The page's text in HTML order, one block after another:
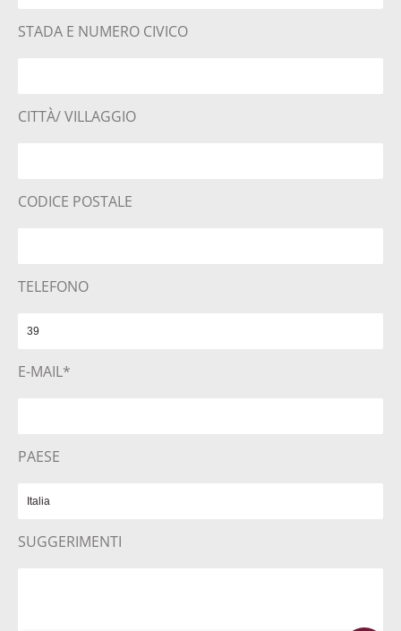
STADA E NUMERO CIVICO
CITTÀ/ VILLAGGIO
CODICE POSTALE
TELEFONO
E-MAIL*
PAESE
SUGGERIMENTI